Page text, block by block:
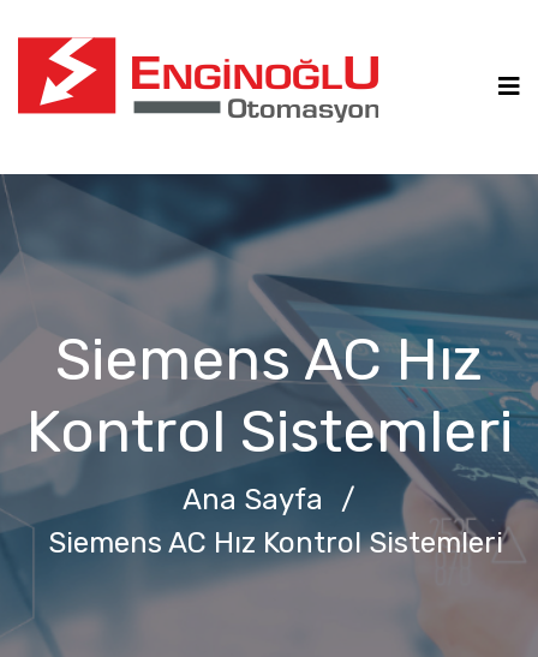
Siemens AC Hız
Kontrol Sistemleri
Ana Sayfa
/
Siemens AC Hız Kontrol Sistemleri